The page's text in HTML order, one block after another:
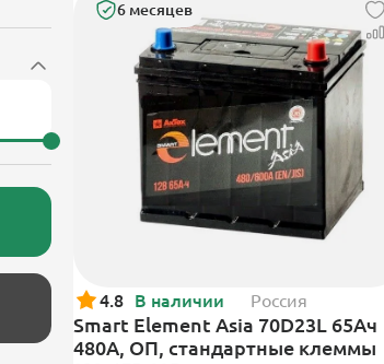
6 месяцев
4.8 В наличии Россия
Smart Element Asia 70D23L 65Ач
480А, ОП, стандартные клеммы